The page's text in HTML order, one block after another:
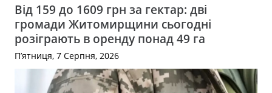
Від 159 до 1609 грн за гектар: дві
громади Житомирщини сьогодні
розіграють в оренду понад 49 га
П’ятниця, 7 Серпня, 2026